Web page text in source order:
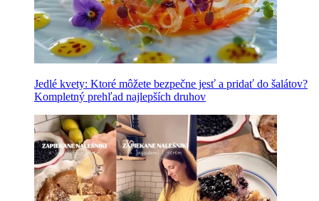
Jedlé kvety: Ktoré môžete bezpečne jesť a pridať do šalátov?
Kompletný prehľad najlepších druhov